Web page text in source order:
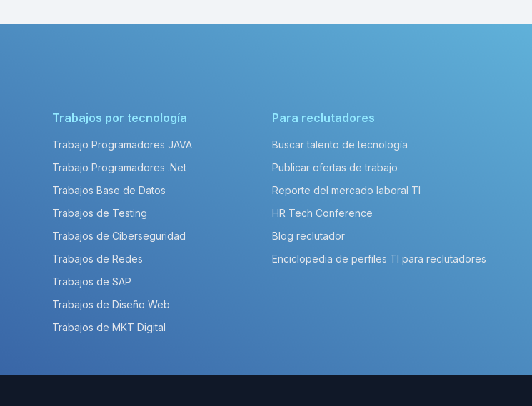
Trabajos por tecnología
Trabajo Programadores JAVA
Trabajo Programadores .Net
Trabajos Base de Datos
Trabajos de Testing
Trabajos de Ciberseguridad
Trabajos de Redes
Trabajos de SAP
Trabajos de Diseño Web
Trabajos de MKT Digital
Para reclutadores
Buscar talento de tecnología
Publicar ofertas de trabajo
Reporte del mercado laboral TI
HR Tech Conference
Blog reclutador
Enciclopedia de perfiles TI para reclutadores